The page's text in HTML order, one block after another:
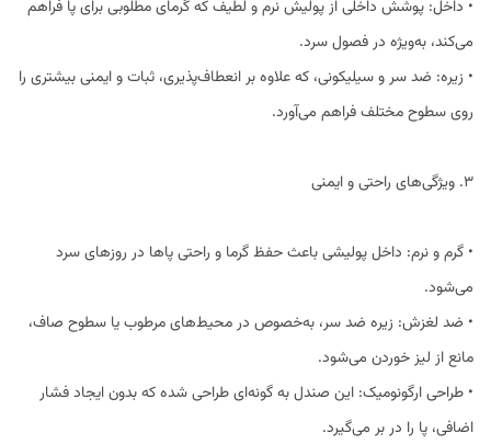
• داخل: پوشش داخلی از پولیش نرم و لطیف که گرمای مطلوبی برای پا فراهم
می‌کند، به‌ویژه در فصول سرد.
• زیره: ضد سر و سیلیکونی، که علاوه بر انعطاف‌پذیری، ثبات و ایمنی بیشتری را
روی سطوح مختلف فراهم می‌آورد.
3. ویژگی‌های راحتی و ایمنی
• گرم و نرم: داخل پولیشی باعث حفظ گرما و راحتی پاها در روزهای سرد
می‌شود.
• ضد لغزش: زیره ضد سر، به‌خصوص در محیط‌های مرطوب یا سطوح صاف،
مانع از لیز خوردن می‌شود.
• طراحی ارگونومیک: این صندل به گونه‌ای طراحی شده که بدون ایجاد فشار
اضافی، پا را در بر می‌گیرد.